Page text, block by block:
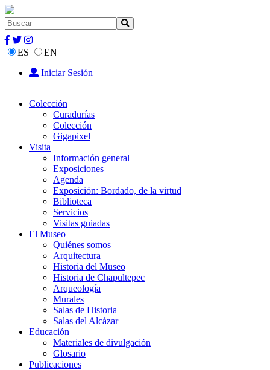
ES
EN
Iniciar Sesión
Colección
Curadurías
Colección
Gigapixel
Visita
Información general
Exposiciones
Agenda
Exposición: Bordado, de la virtud
Biblioteca
Servicios
Visitas guiadas
El Museo
Quiénes somos
Arquitectura
Historia del Museo
Historia de Chapultepec
Arqueología
Murales
Salas de Historia
Salas del Alcázar
Educación
Materiales de divulgación
Glosario
Publicaciones